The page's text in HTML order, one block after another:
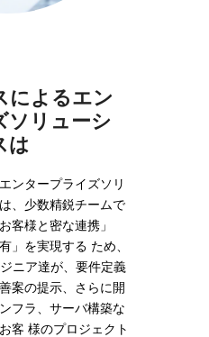
によるエン
ソリューシ
は
ンタープライズソリ
、少数精鋭チームで
客様と密な連携」
」を実現する ため、
ニア達が、要件定義
案の提示、さらに開
フラ、サーバ構築な
客 様のプロジェクト